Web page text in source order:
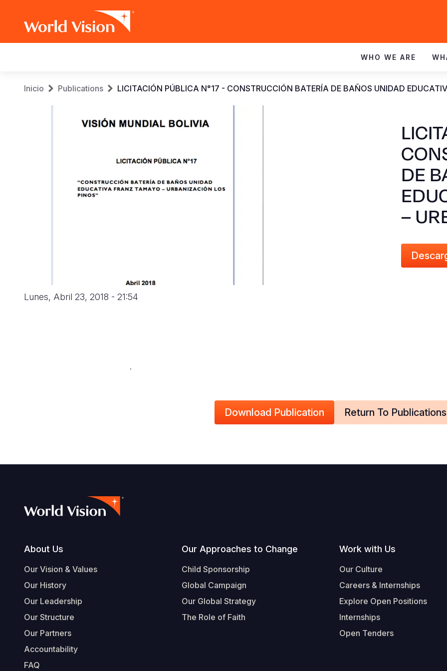
navigation
WHO WE ARE
Sobrescribir
enlaces
Inicio Publications LICITACIÓN PÚBLICA N°17 - CONSTRUCCIÓN BATERÍA DE BAÑOS UNIDAD
DE
–
Lunes, Abril 23, 2018 - 21:54
.
Download Publication Return To Publications
Footer
About Us
Our Vision & Values
Our History
Our Leadership
Our Structure
Our Partners
Accountability
FAQ
Our Approaches to Change
Child Sponsorship
Global Campaign
Our Global Strategy
The Role of Faith
Work with Us
Our Culture
Careers & Internships
Explore Open Positions
Internships
Open Tenders